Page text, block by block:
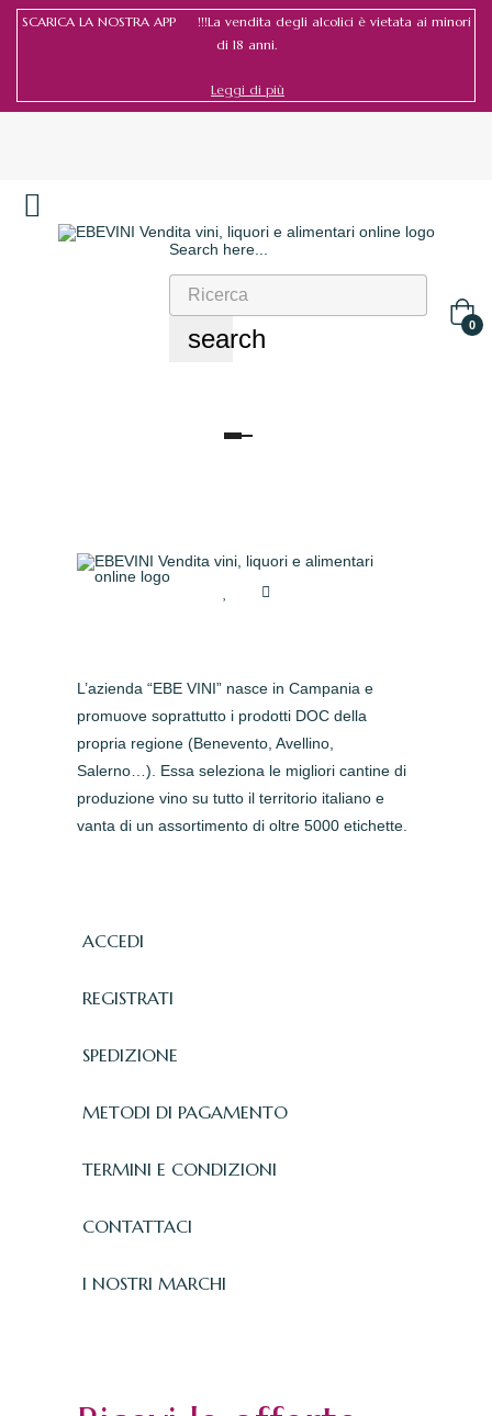
SCARICA LA NOSTRA APP !!!La vendita degli alcolici è vietata ai minori
di 18 anni.
Leggi di più
Search here...
search 0
navigazione
L’azienda “EBE VINI” nasce in Campania e
promuove soprattutto i prodotti DOC della
propria regione (Benevento, Avellino,
Salerno…). Essa seleziona le migliori cantine di
produzione vino su tutto il territorio italiano e
vanta di un assortimento di oltre 5000 etichette.
ACCEDI
REGISTRATI
SPEDIZIONE
METODI DI PAGAMENTO
TERMINI E CONDIZIONI
CONTATTACI
I NOSTRI MARCHI